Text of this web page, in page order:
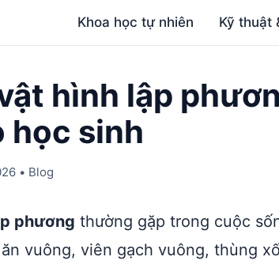
Khoa học tự nhiên Kỹ thuật
hình lập
học sinh
• Blog
phương thường gặp trong cuộc
vuông, viên gạch vuông, thùng